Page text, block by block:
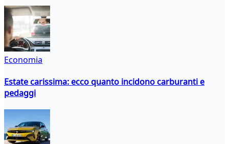
Economia
Estate carissima: ecco quanto incidono carburanti e
pedaggi